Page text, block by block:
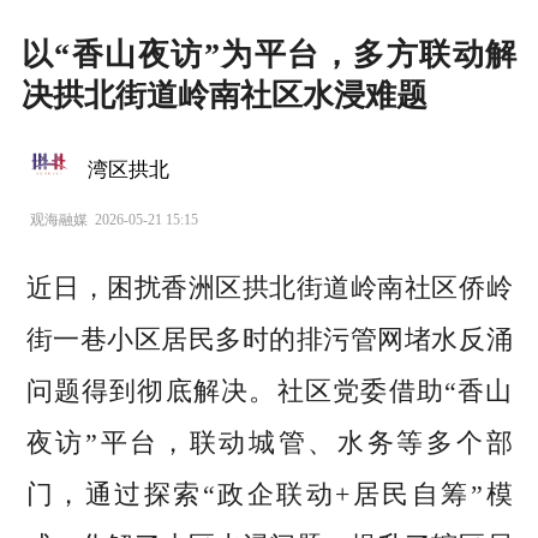
以“香山夜访”为平台，多方联动解
决拱北街道岭南社区水浸难题
湾区拱北
观海融媒 2026-05-21 15:15
近日，困扰香洲区拱北街道岭南社区侨岭
街一巷小区居民多时的排污管网堵水反涌
问题得到彻底解决。社区党委借助“香山
夜访”平台，联动城管、水务等多个部
门，通过探索“政企联动+居民自筹”模